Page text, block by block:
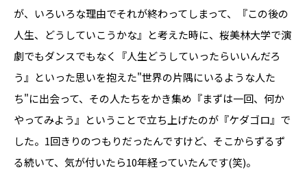
が、いろいろな理由でそれが終わってしまって、『この後の
人生、どうしていこうかな』と考えた時に、桜美林大学で演
劇でもダンスでもなく『人生どうしていったらいいんだろ
う』といった思いを抱えた"世界の片隅にいるような人た
ち"に出会って、その人たちをかき集め『まずは一回、何か
やってみよう』ということで立ち上げたのが『ケダゴロ』で
した。1回きりのつもりだったんですけど、そこからずるず
る続いて、気が付いたら10年経っていたんです(笑)。